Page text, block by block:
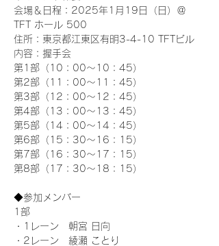
会場＆日程：2025年1月19日（日）＠
TFT ホール 500
住所：東京都江東区有明3-4-10 TFTビル
内容：握手会
第1部（10：00～10：45）
第2部（11：00～11：45）
第3部（12：00～12：45）
第4部（13：00～13：45）
第5部（14：00～14：45）
第6部（15：30～16：15）
第7部（16：30～17：15）
第8部（17：30～18：15）
◆参加メンバー
1部
・1レーン　朝宮 日向
・2レーン　綾瀬 ことり